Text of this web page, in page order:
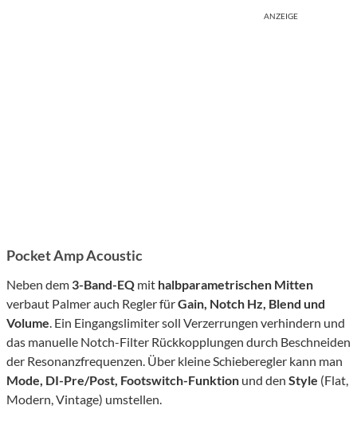
ANZEIGE
Pocket Amp Acoustic
Neben dem 3-Band-EQ mit halbparametrischen Mitten
verbaut Palmer auch Regler fürGain, Notch Hz, Blend und
Volume. Ein Eingangslimiter soll Verzerrungen verhindern und
das manuelle Notch-Filter Rückkopplungen durch Beschneiden
der Resonanzfrequenzen. Über kleine Schieberegler kann man
Mode, DI-Pre/Post, Footswitch-Funktion und den Style (Flat,
Modern, Vintage) umstellen.